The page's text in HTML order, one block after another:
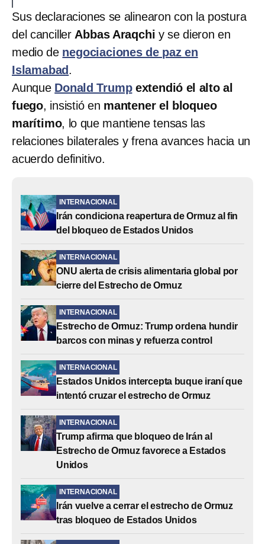
Sus declaraciones se alinearon con la postura
del canciller Abbas Araqchi y se dieron en
medio de negociaciones de paz en
Islamabad .
Aunque Donald Trumpextendió el alto al
fuego, insistió en mantener el bloqueo
marítimo, lo que mantiene tensas las
relaciones bilaterales y frena avances hacia un
acuerdo definitivo.
INTERNACIONAL
Irán condiciona reapertura de Ormuz al fin
del bloqueo de Estados Unidos
INTERNACIONAL
ONU alerta de crisis alimentaria global por
cierre del Estrecho de Ormuz
INTERNACIONAL
Estrecho de Ormuz: Trump ordena hundir
barcos con minas y refuerza control
INTERNACIONAL
Estados Unidos intercepta buque iraní que
intentó cruzar el estrecho de Ormuz
INTERNACIONAL
Trump afirma que bloqueo de Irán al
Estrecho de Ormuz favorece a Estados
Unidos
INTERNACIONAL
Irán vuelve a cerrar el estrecho de Ormuz
tras bloqueo de Estados Unidos